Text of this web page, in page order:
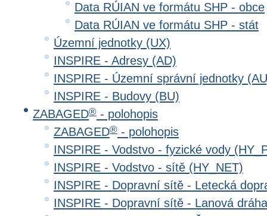
Data RÚIAN ve formátu SHP - obce
Data RÚIAN ve formátu SHP - stát
Územní jednotky (UX)
INSPIRE - Adresy (AD)
INSPIRE - Územní správní jednotky
INSPIRE - Budovy (BU)
ZABAGED® - polohopis
ZABAGED® - polohopis
INSPIRE - Vodstvo - fyzické vody
INSPIRE - Vodstvo - sítě (HY_NET)
INSPIRE - Dopravní sítě - Letecká
INSPIRE - Dopravní sítě - Lanová